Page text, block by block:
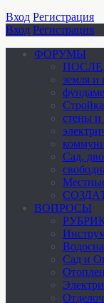
Вход Регистрация
Вход Регистрация
ФОРУМЫ
земля и
стены и
Cад,
ВОПРОСЫ
Сад и